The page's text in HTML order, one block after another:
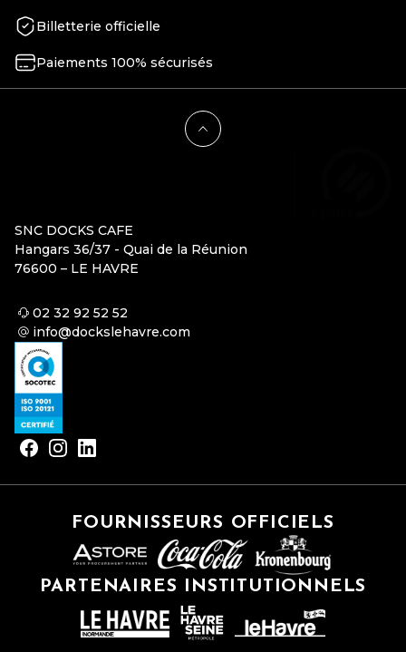
Billetterie officielle
Paiements 100% sécurisés
SNC DOCKS CAFE
Hangars 36/37 - Quai de la Réunion
76600 – LE HAVRE
02 32 92 52 52
info@dockslehavre.com
FOURNISSEURS OFFICIELS
PARTENAIRES INSTITUTIONNELS